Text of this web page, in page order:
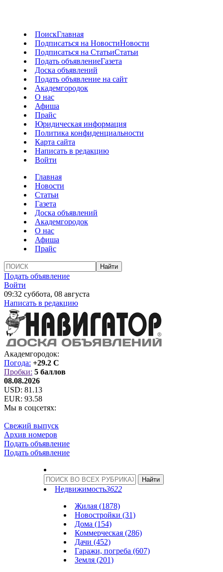
ПоискГлавная
Подписаться на НовостиНовости
Подписаться на СтатьиСтатьи
Подать объявлениеГазета
Доска объявлений
Подать объявление на сайт
Академгородок
О нас
Афиша
Прайс
Юридическая информация
Политика конфиденциальности
Карта сайта
Написать в редакцию
Войти
Главная
Новости
Статьи
Газета
Доска объявлений
Академгородок
О нас
Афиша
Прайс
Подать объявление
Войти
09:32 суббота, 08 августа
Написать в редакцию
Академгородок:
Погода: +29.2 C
Пробки: 5 баллов
08.08.2026
USD: 81.13
EUR: 93.58
Мы в соцсетях:
Свежий выпуск
Архив номеров
Подать объявление
Подать объявление
Недвижимость3622
Жилая (1878)
Новостройки (31)
Дома (154)
Коммерческая (286)
Дачи (452)
Гаражи, погреба (607)
Земля (201)